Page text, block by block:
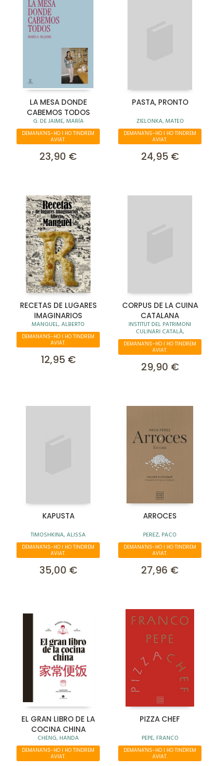
LA MESA DONDE
CABEMOS TODOS
G. DE JAIME, MARÍA
DEMANA'NS-HO I HO TINDREM
AVIAT.
23,90 €
PASTA, PRONTO
ZIELONKA, MATEO
DEMANA'NS-HO I HO TINDREM
AVIAT.
24,95 €
RECETAS DE LUGARES
IMAGINARIOS
MANGUEL, ALBERTO
DEMANA'NS-HO I HO TINDREM
AVIAT.
12,95 €
CORPUS DE LA CUINA
CATALANA
INSTITUT DEL PATRIMONI
CULINARI CATALÀ,
DEMANA'NS-HO I HO TINDREM
AVIAT.
29,90 €
KAPUSTA
TIMOSHKINA, ALISSA
DEMANA'NS-HO I HO TINDREM
AVIAT.
35,00 €
ARROCES
PEREZ, PACO
DEMANA'NS-HO I HO TINDREM
AVIAT.
27,96 €
EL GRAN LIBRO DE LA
COCINA CHINA
CHENG, HANDA
DEMANA'NS-HO I HO TINDREM
AVIAT.
PIZZA CHEF
PEPE, FRANCO
DEMANA'NS-HO I HO TINDREM
AVIAT.